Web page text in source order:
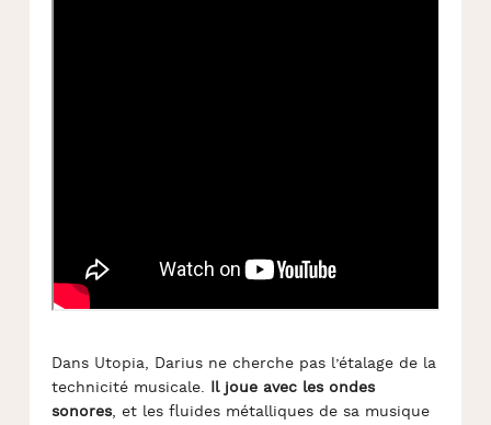
Dans Utopia, Darius ne cherche pas l’étalage de la
technicité musicale. Il joue avec les ondes
sonores, et les fluides métalliques de sa musique